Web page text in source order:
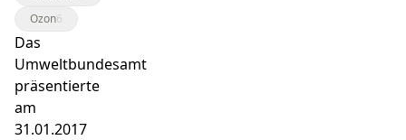
Ozon6
Das
Umweltbundesamt
präsentierte
am
31.01.2017